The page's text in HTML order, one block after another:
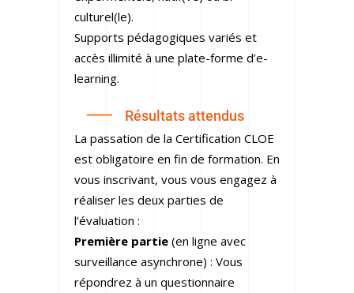
culturel(le).
Supports pédagogiques variés et
accès illimité à une plate-forme d’e-
learning.
Résultats attendus
La passation de la Certification CLOE
est obligatoire en fin de formation. En
vous inscrivant, vous vous engagez à
réaliser les deux parties de
l’évaluation :
Première partie (en ligne avec
surveillance asynchrone) : Vous
répondrez à un questionnaire